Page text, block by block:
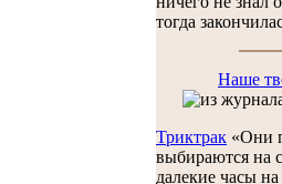
тогда
Наше
Триктрак «Они
выбираются на
далекие часы